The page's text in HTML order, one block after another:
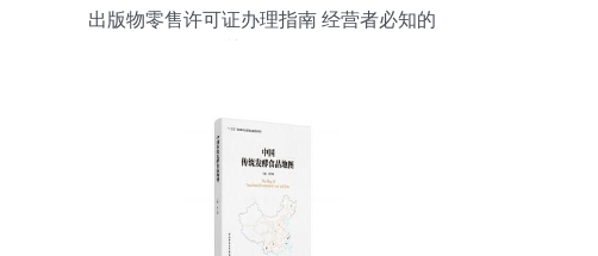
出版物零售许可证办理指南 经营者必知的